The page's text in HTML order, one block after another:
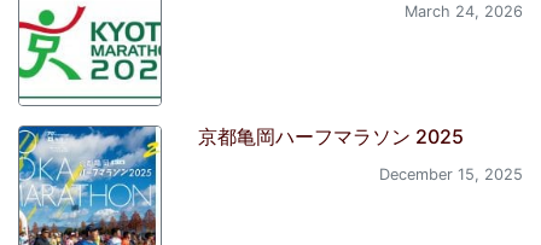
March 24, 2026
京都亀岡ハーフマラソン 2025
December 15, 2025